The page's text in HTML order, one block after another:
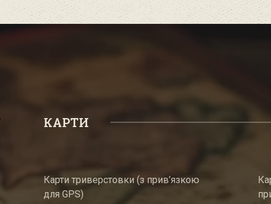
КАРТИ
Карти триверстовки (з прив’язкою
для GPS)